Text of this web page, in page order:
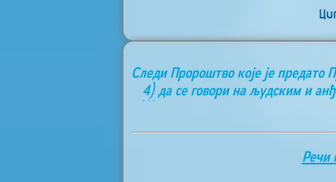
Следи Пророштво које је
4)да се говори на људским и
Речи